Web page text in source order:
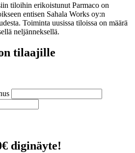
tiloihin erikoistunut Parmaco on
entisen Sahala Works oy:n
Toiminta uusissa tiloissa on määrä
neljänneksellä.
tilaajille
diginäyte!